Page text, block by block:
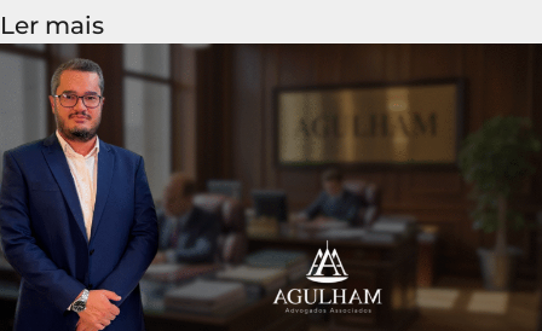
Ler mais